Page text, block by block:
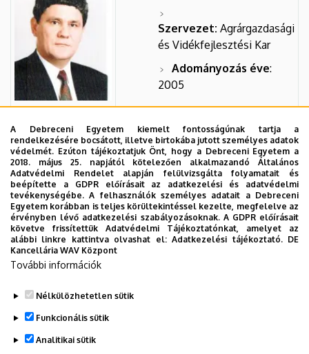
Szervezet: Agrárgazdasági
és Vidékfejlesztési Kar
Adományozás éve:
2005
Dr. Mihók Sándor
Beosztás: egyetemi tanár
Szervezet:Mezőgazdaságtudományi
Kar
Legutóbbi frissítés: 2023. 03. 06. 16:04
A Debreceni Egyetem kiemelt fontosságúnak tartja a
rendelkezésére bocsátott, illetve birtokába jutott személyes adatok
védelmét. Ezúton tájékoztatjuk Önt, hogy a Debreceni Egyetem a
2018. május 25. napjától kötelezően alkalmazandó Általános
Adatvédelmi Rendelet alapján felülvizsgálta folyamatait és
beépítette a GDPR előírásait az adatkezelési és adatvédelmi
tevékenységébe. A felhasználók személyes adatait a Debreceni
Egyetem korábban is teljes körültekintéssel kezelte, megfelelve az
érvényben lévő adatkezelési szabályozásoknak. A GDPR előírásait
követve frissítettük Adatvédelmi Tájékoztatónkat, amelyet az
alábbi linkre kattintva olvashat el:Adatkezelési tájékoztató. DE
Kancellária WAV Központ
További információk
Nélkülözhetetlen sütik
Funkcionális sütik
Analitikai sütik